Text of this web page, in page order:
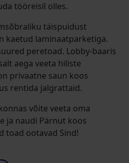
tööreisil olles.
täispuidust
kaetud laminaatparketiga.
peretoad. Lobby-baaris
aega veeta hiliste
privaatne saun koos
rentida jalgrattaid.
võite veeta oma
ja naudi Pärnut koos
toad ootavad Sind!